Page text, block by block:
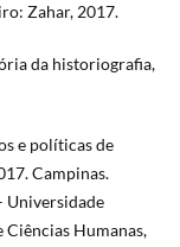
Zahar, 2017.
da historiografia,
e políticas de
Campinas.
Universidade
Ciências Humanas,